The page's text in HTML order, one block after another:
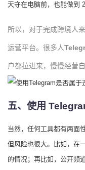
天守在电脑前，也能做到
所以，对于完成跨境人
运营平台。很多人
户都拉进来，慢慢经营
五、使用
当然，任何工具都有两面
但风险也很大。比如，在
的情况；再比如，公开频